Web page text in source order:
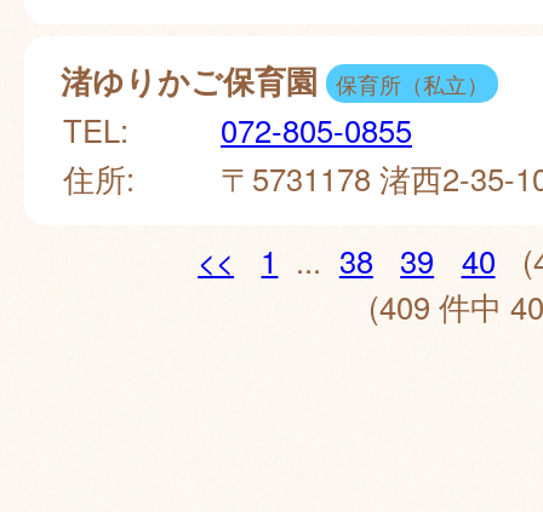
渚ゆりかご保育園 保育所（私立）
TEL:
072-805-0855
住所:
〒5731178 渚西2-35-
<<
1 ... 38 39 40
(409 件中